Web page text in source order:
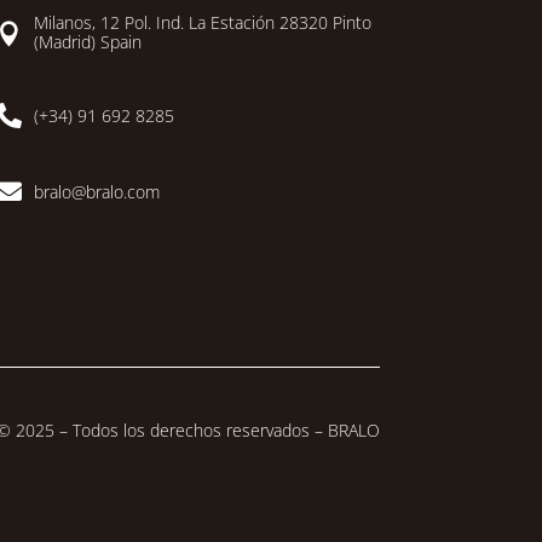

Milanos, 12 Pol. Ind. La Estación 28320 Pinto
(Madrid) Spain
(+34) 91 692 8285
bralo@bralo.com
2025 – Todos los derechos reservados – BRALO